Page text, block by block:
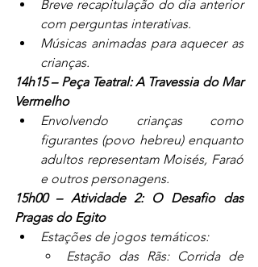
Breve recapitulação do dia anterior
com perguntas interativas.
Músicas animadas para aquecer as
crianças.
14h15 – Peça Teatral: A Travessia do Mar
Vermelho
Envolvendo crianças como
figurantes (povo hebreu) enquanto
adultos representam Moisés, Faraó
e outros personagens.
15h00 – Atividade 2: O Desafio das
Pragas do Egito
Estações de jogos temáticos:
Estação das Rãs: Corrida de